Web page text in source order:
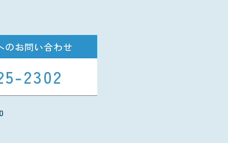
のお問い合わせ
2302